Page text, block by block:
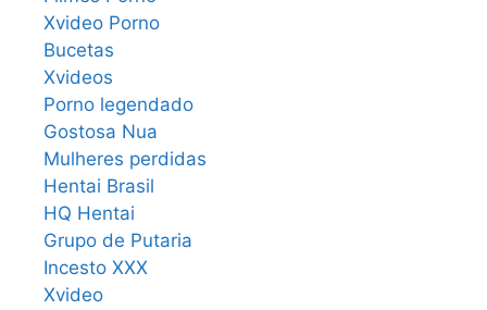
Xvideo Porno
Bucetas
Xvideos
Porno legendado
Gostosa Nua
Mulheres perdidas
Hentai Brasil
HQ Hentai
Grupo de Putaria
Incesto XXX
Xvideo